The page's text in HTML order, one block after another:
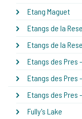
Etang Maguet
Etangs de la
Etangs de la
Etangs des Pres
Etangs des Pres
Etangs des Pres
Fully's Lake